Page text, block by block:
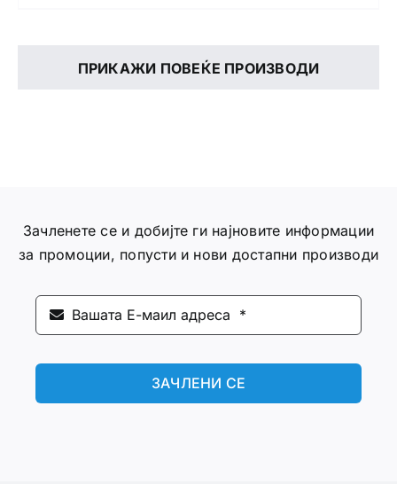
ПРИКАЖИ ПОВЕЌЕ ПРОИЗВОДИ
Зачленете се и добијте ги најновите информации
за промоции, попусти и нови достапни производи
ЗАЧЛЕНИ СЕ